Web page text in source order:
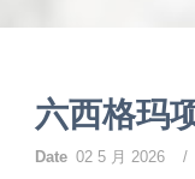
六西格玛
Date 02 5 月 2026 /